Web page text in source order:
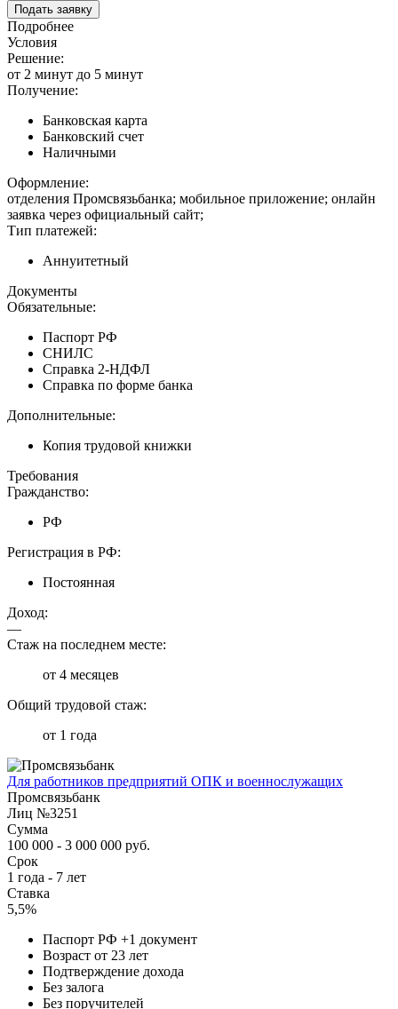
Подать заявку
Подробнее
Условия
Решение:
от 2 минут до 5 минут
Получение:
Банковская карта
Банковский счет
Наличными
Оформление:
отделения Промсвязьбанка; мобильное приложение; онлайн
заявка через официальный сайт;
Тип платежей:
Аннуитетный
Документы
Обязательные:
Паспорт РФ
СНИЛС
Справка 2-НДФЛ
Справка по форме банка
Дополнительные:
Копия трудовой книжки
Требования
Гражданство:
РФ
Регистрация в РФ:
Постоянная
Доход:
—
Стаж на последнем месте:
от 4 месяцев
Общий трудовой стаж:
от 1 года
Для работников предприятий ОПК и военнослужащих
Промсвязьбанк
Лиц №3251
Сумма
100 000 - 3 000 000 руб.
Срок
1 года - 7 лет
Ставка
5,5%
Паспорт РФ +1 документ
Возраст от 23 лет
Подтверждение дохода
Без залога
Без поручителей